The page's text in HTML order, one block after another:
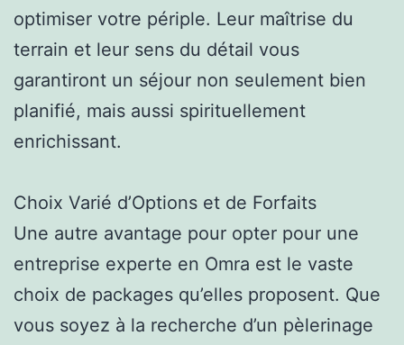
optimiser votre périple. Leur maîtrise du
terrain et leur sens du détail vous
garantiront un séjour non seulement bien
planifié, mais aussi spirituellement
enrichissant.
Choix Varié d’Options et de Forfaits
Une autre avantage pour opter pour une
entreprise experte en Omra est le vaste
choix de packages qu’elles proposent. Que
vous soyez à la recherche d’un pèlerinage